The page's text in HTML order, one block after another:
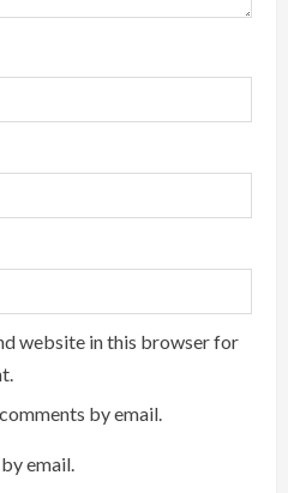
website in this browser for
by email.
email.